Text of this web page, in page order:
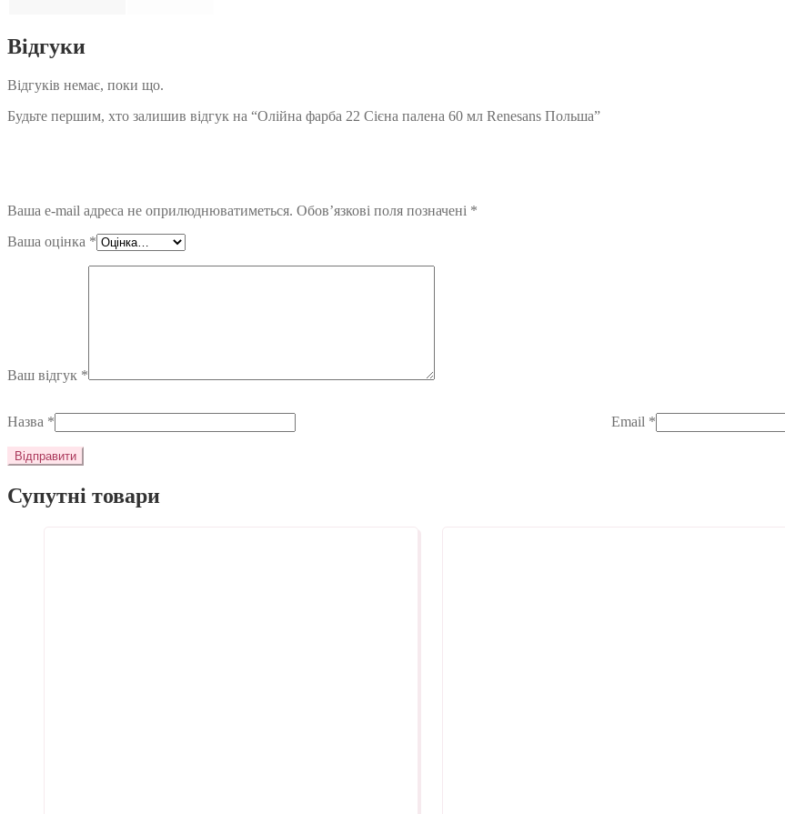
Відгуки
Відгуків немає, поки що.
Будьте першим, хто залишив відгук на “Олійна фарба 22 Сієна палена 60 мл Renesans Польша”
Ваша e-mail адреса не оприлюднюватиметься. Обов’язкові поля позначені *
Ваша оцінка *
Ваш відгук *
Назва * Email *
Супутні товари